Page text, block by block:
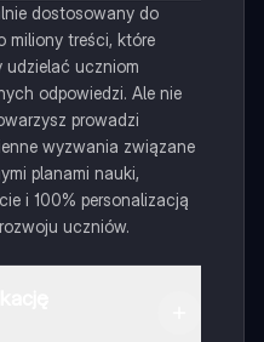
dostosowany do
miliony treści, które
udzielać uczniom
odpowiedzi. Ale nie
prowadzi
wyzwania związane
planami nauki,
i 100% personalizacją
uczniów.